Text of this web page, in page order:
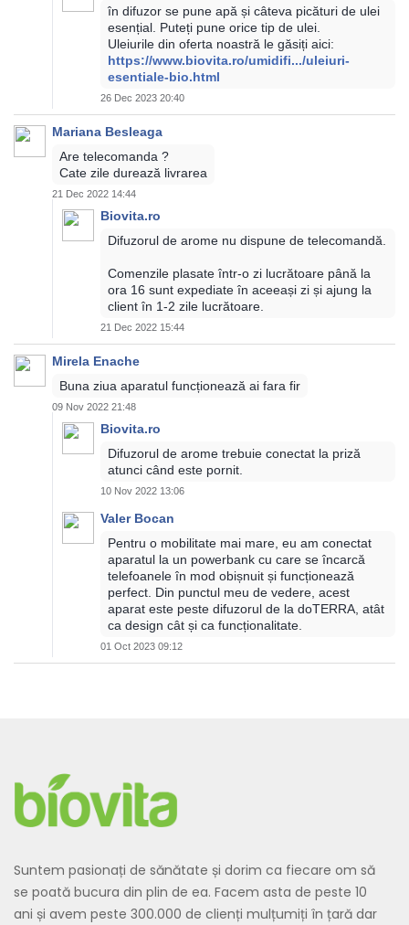
în difuzor se pune apă și câteva picături de ulei
esențial. Puteți pune orice tip de ulei.
Uleiurile din oferta noastră le găsiți aici:
https://www.biovita.ro/umidifi.../uleiuri-
esentiale-bio.html
26 Dec 2023 20:40
Mariana Besleaga
Are telecomanda ?
Cate zile durează livrarea
21 Dec 2022 14:44
Biovita.ro
Difuzorul de arome nu dispune de telecomandă.
Comenzile plasate într-o zi lucrătoare până la
ora 16 sunt expediate în aceeași zi și ajung la
client în 1-2 zile lucrătoare.
21 Dec 2022 15:44
Mirela Enache
Buna ziua aparatul funcționează ai fara fir
09 Nov 2022 21:48
Biovita.ro
Difuzorul de arome trebuie conectat la priză
atunci când este pornit.
10 Nov 2022 13:06
Valer Bocan
Pentru o mobilitate mai mare, eu am conectat
aparatul la un powerbank cu care se încarcă
telefoanele în mod obișnuit și funcționează
perfect. Din punctul meu de vedere, acest
aparat este peste difuzorul de la doTERRA, atât
ca design cât și ca funcționalitate.
01 Oct 2023 09:12
Suntem pasionați de sănătate și dorim ca fiecare om să
se poată bucura din plin de ea. Facem asta de peste 10
ani și avem peste 300.000 de clienți mulțumiți în țară dar